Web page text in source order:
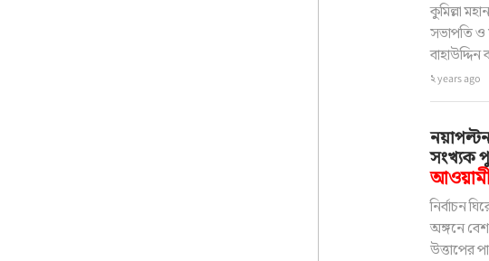
কুমিল্লা
সভাপতি
বাহাউদ্দিন
২ years ago
সংখ্যক
নির্বাচন
অঙ্গনে
উত্তাপের